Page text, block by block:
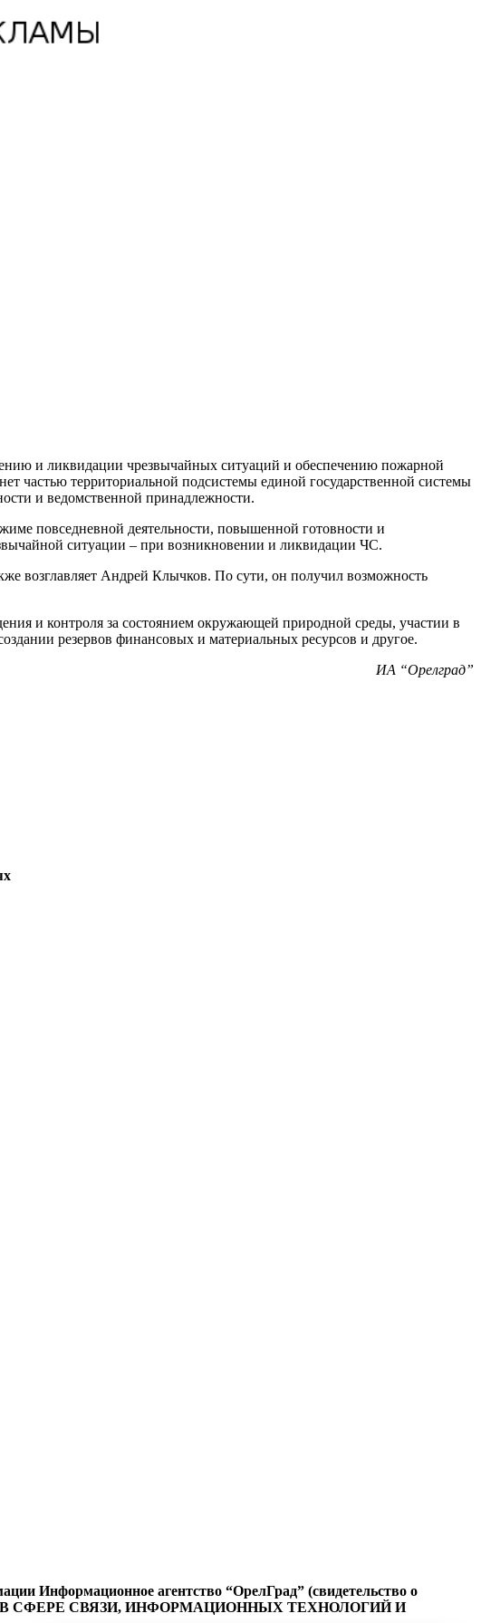
и ликвидации чрезвычайных ситуаций и обеспечению пожарной
частью территориальной подсистемы единой государственной системы
и ведомственной принадлежности.
повседневной деятельности, повышенной готовности и
ситуации – при возникновении и ликвидации ЧС.
возглавляет Андрей Клычков. По сути, он получил возможность
и контроля за состоянием окружающей природной среды, участии в
резервов финансовых и материальных ресурсов и другое.
ИА “Орелград”
Информационное агентство “ОрелГрад” (свидетельство о
В СФЕРЕ СВЯЗИ, ИНФОРМАЦИОННЫХ ТЕХНОЛОГИЙ И